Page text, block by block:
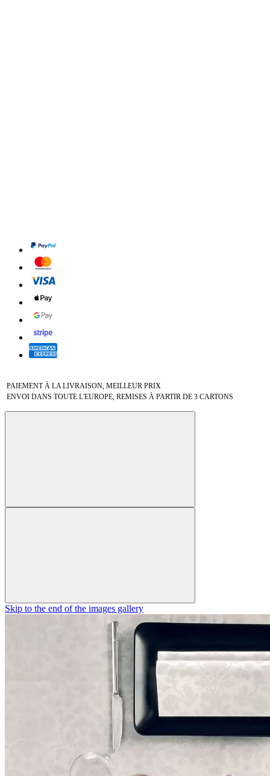
PAIEMENT À LA LIVRAISON, MEILLEUR PRIX
ENVOI DANS TOUTE L'EUROPE, REMISES À PARTIR DE 3 CARTONS
Skip to the end of the images gallery